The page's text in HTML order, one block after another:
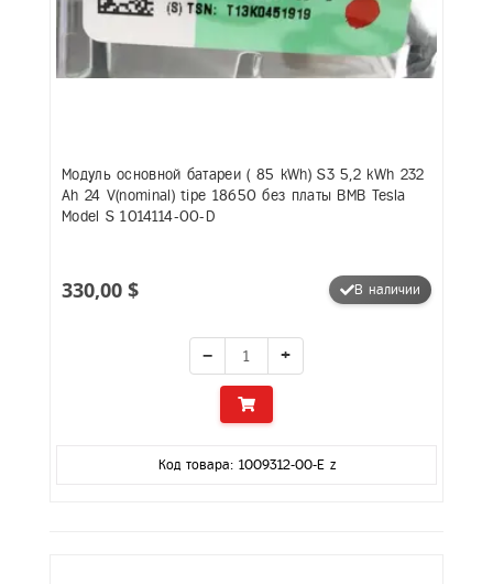
Модуль основной батареи ( 85 kWh) S3 5,2 kWh 232
Ah 24 V(nominal) tipe 18650 без платы BMB Tesla
Model S 1014114-00-D
330,00 $ В наличии
− +
Код товара: 1009312-00-E z